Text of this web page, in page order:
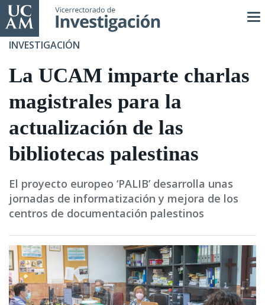
Pasar
al
contenido
INVESTIGACIÓN
La UCAM imparte charlas
magistrales para la
actualización de las
bibliotecas palestinas
El proyecto europeo ‘PALIB’ desarrolla unas
jornadas de informatización y mejora de los
centros de documentación palestinos